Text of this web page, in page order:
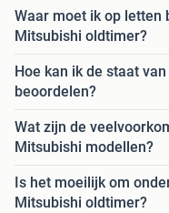
Waar moet ik op letten
Mitsubishi oldtimer?
Hoe kan ik de staat
beoordelen?
Wat zijn de
Mitsubishi modellen?
Is het moeilijk om
Mitsubishi oldtimer?